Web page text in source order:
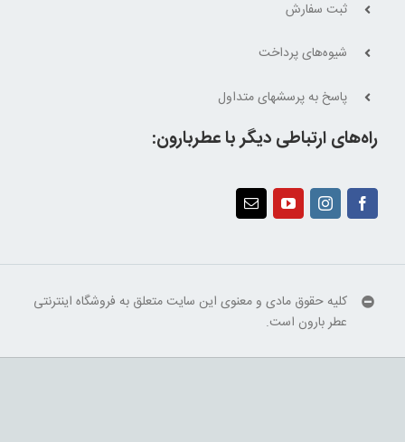
ثبت سفارش
شیوه‌های پرداخت
پاسخ به پرسشهای متداول
راه‌های ارتباطی دیگر با عطربارون:
کلیه حقوق مادی و معنوی این سایت متعلق به فروشگاه اینترنتی
عطر بارون است.